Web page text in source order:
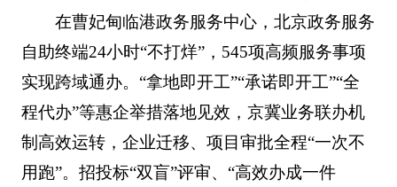
在曹妃甸临港政务服务中心，北京政务服务
自助终端24小时“不打烊”，545项高频服务事项
实现跨域通办。“拿地即开工”“承诺即开工”“全
程代办”等惠企举措落地见效，京冀业务联办机
制高效运转，企业迁移、项目审批全程“一次不
用跑”。招投标“双盲”评审、“高效办成一件